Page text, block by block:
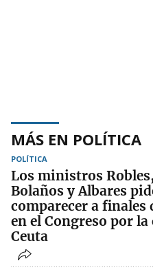
MÁS EN POLÍTICA
POLÍTICA
Los ministros
Bolaños y Albares
comparecer a finales
en el Congreso por
Ceuta